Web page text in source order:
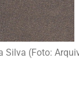
Silva (Foto: